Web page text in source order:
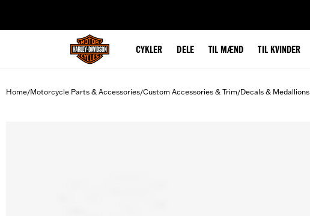
CYKLER DELE TIL MÆND TIL KVINDER
Home/Motorcycle Parts & Accessories/Custom Accessories & Trim/Decals & Medallions